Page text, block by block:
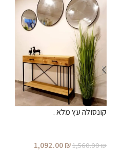
קונסולה עץ מלא .
1,560.00₪
1,092.00₪